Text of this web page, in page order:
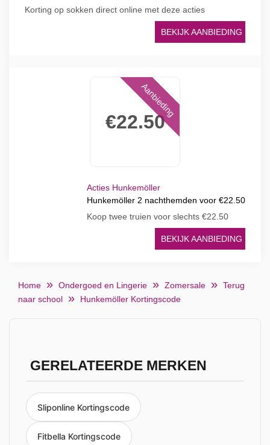
Korting op sokken direct online met deze acties
BEKIJK AANBIEDING
€22.50
Aanbieding
Acties Hunkemöller
Hunkemöller 2 nachthemden voor €22.50
Koop twee truien voor slechts €22.50
BEKIJK AANBIEDING
Home Ondergoed en Lingerie Zomersale
Terug
naar school
Hunkemöller Kortingscode
GERELATEERDE MERKEN
Sliponline Kortingscode
Fitbella Kortingscode